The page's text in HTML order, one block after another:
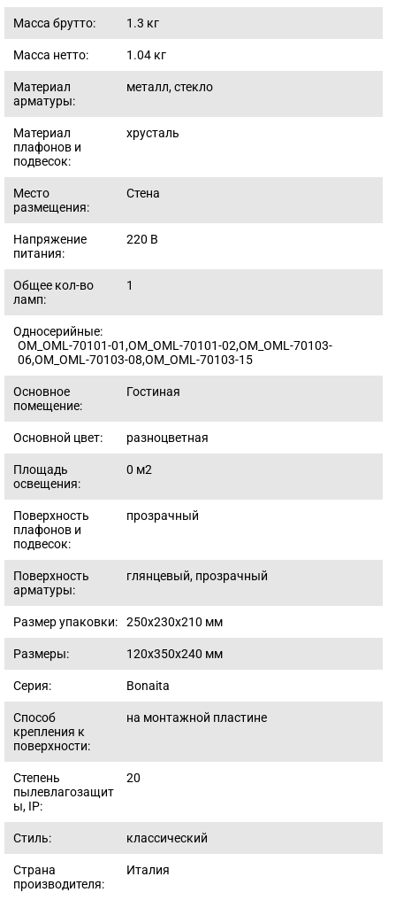
Масса брутто: 1.3 кг
Масса нетто: 1.04 кг
Материал
арматуры:
металл, стекло
Материал
плафонов и
подвесок:
хрусталь
Место
размещения:
Стена
Напряжение
питания:
220 В
Общее кол-во
ламп:
1
Односерийные:
OM_OML-70101-01,OM_OML-70101-02,OM_OML-70103-
06,OM_OML-70103-08,OM_OML-70103-15
Основное
помещение:
Гостиная
Основной цвет: разноцветная
Площадь
освещения:
0 м2
Поверхность
плафонов и
подвесок:
прозрачный
Поверхность
арматуры:
глянцевый, прозрачный
Размер упаковки: 250x230x210 мм
Размеры: 120x350x240 мм
Серия: Bonaita
Способ
крепления к
поверхности:
на монтажной пластине
Степень
пылевлагозащит
ы, IP:
20
Стиль: классический
Страна
производителя:
Италия